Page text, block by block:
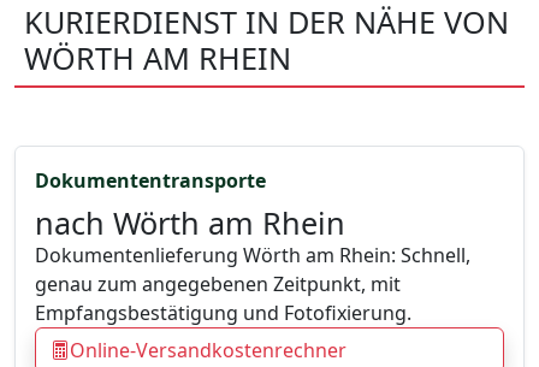
KURIERDIENST IN DER NÄHE VON
WÖRTH AM RHEIN
Dokumententransporte
nach Wörth am Rhein
Dokumentenlieferung Wörth am Rhein: Schnell,
genau zum angegebenen Zeitpunkt, mit
Empfangsbestätigung und Fotofixierung.
Online-Versandkostenrechner